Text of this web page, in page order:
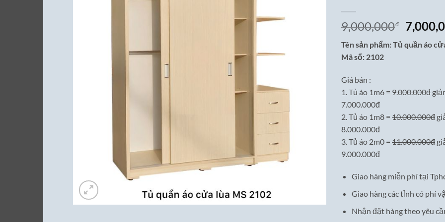
9,000,000₫
Giá
gốc
là:
Tên sản phẩm: Tủ quần áo
Mã số: 2102
Giá bán :
1. Tủ áo 1m6 = 9.000.000đ
7.000.000đ
2. Tủ áo 1m8 = 10.000.000đ
8.000.000đ
3. Tủ áo 2m0 = 11.000.000đ
9.000.000đ
Giao hàng miễn phí tại
Giao hàng các tỉnh có phí
Nhận đặt hàng theo yêu